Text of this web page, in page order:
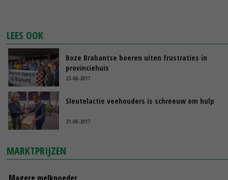
LEES OOK
Boze Brabantse boeren uiten frustraties in
provinciehuis
23-06-2017
Sleutelactie veehouders is schreeuw om hulp
21-06-2017
MARKTPRIJZEN